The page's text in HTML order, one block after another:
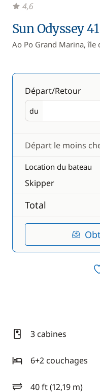
Sun Odyssey
Ao Po Grand Marina, île
4,6
Départ/Retour
du
Départ
Départ le moins
Location du bateau
Skipper
Total
3 cabines
6+2 couchages
40 ft (12,19 m)